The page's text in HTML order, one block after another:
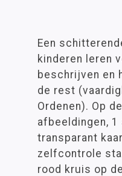
Een
kinderen leren
beschrijven en
de rest
Ordenen). Op
afbeeldingen,
transparant
zelfcontrole
rood kruis op